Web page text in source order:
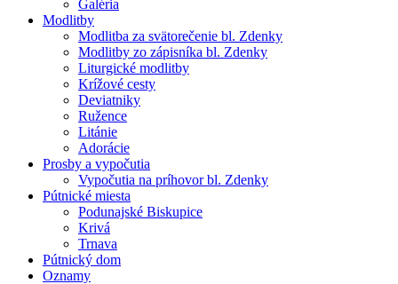
Galéria
Modlitby
Modlitba za svätorečenie bl. Zdenky
Modlitby zo zápisníka bl. Zdenky
Liturgické modlitby
Krížové cesty
Deviatniky
Ružence
Litánie
Adorácie
Prosby a vypočutia
Vypočutia na príhovor bl. Zdenky
Pútnické miesta
Podunajské Biskupice
Krivá
Trnava
Pútnický dom
Oznamy